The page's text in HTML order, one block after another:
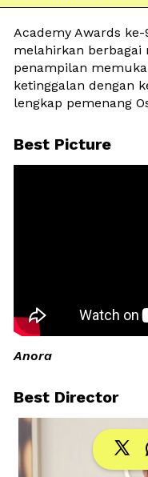
Academy Awards
melahirkan berbagai
penampilan
ketinggalan dengan
lengkap pemenang
Best Picture
Anora
Best Director